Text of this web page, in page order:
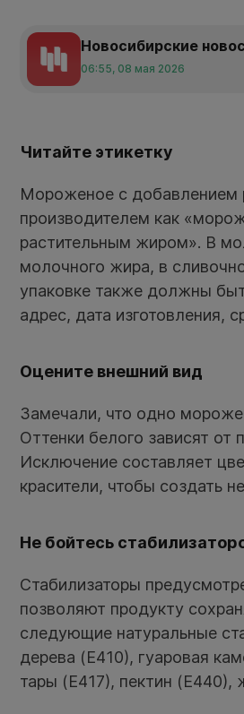
Новосибирские
06:55, 08 мая 2026
Читайте этикетку
Мороженое с добавлением
производителем как
растительным жиром». В
молочного жира, в
упаковке также должны
адрес, дата изготовления,
Оцените внешний вид
Замечали, что одно
Оттенки белого зависят
Исключение составляет
красители, чтобы создать
Не бойтесь
Стабилизаторы
позволяют продукту
следующие натуральные
дерева (Е410), гуаровая
тары (Е417), пектин (Е440),